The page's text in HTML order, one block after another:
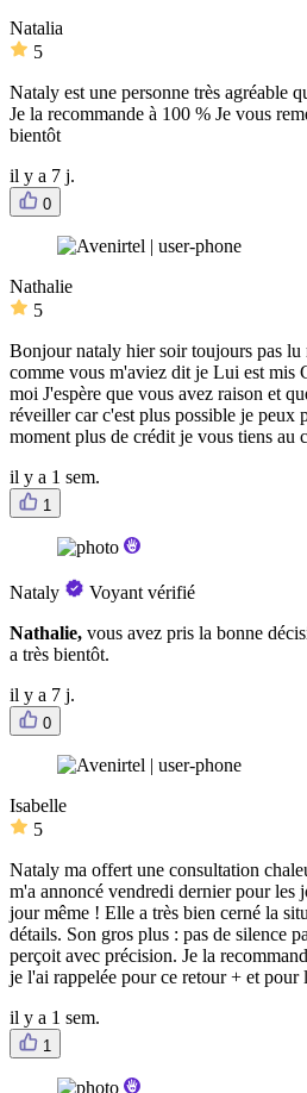
Natalia
5
Nataly est une personne très agréable
Je la recommande à 100 % Je vous
bientôt
il y a 7 j.
0
Nathalie
5
Bonjour nataly hier soir toujours pas lu
comme vous m'aviez dit je Lui est mis
moi J'espère que vous avez raison et
réveiller car c'est plus possible je peux
moment plus de crédit je vous tiens au
il y a 1 sem.
1
Nataly
Voyant vérifié
Nathalie, vous avez pris la bonne
a très bientôt.
il y a 7 j.
0
Isabelle
5
Nataly ma offert une consultation
m'a annoncé vendredi dernier pour les
jour même ! Elle a très bien cerné la
détails. Son gros plus : pas de silence
perçoit avec précision. Je la
je l'ai rappelée pour ce retour + et pour
il y a 1 sem.
1